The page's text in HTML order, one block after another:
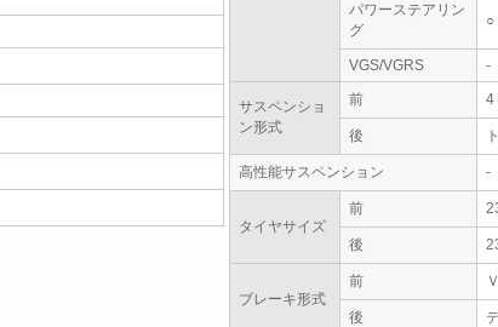
パワーステアリン
グ
○
VGS/VGRS -
サスペンショ
ン形式
前 4
後
高性能サスペンション -
タイヤサイズ
前
後
ブレーキ形式
前
後